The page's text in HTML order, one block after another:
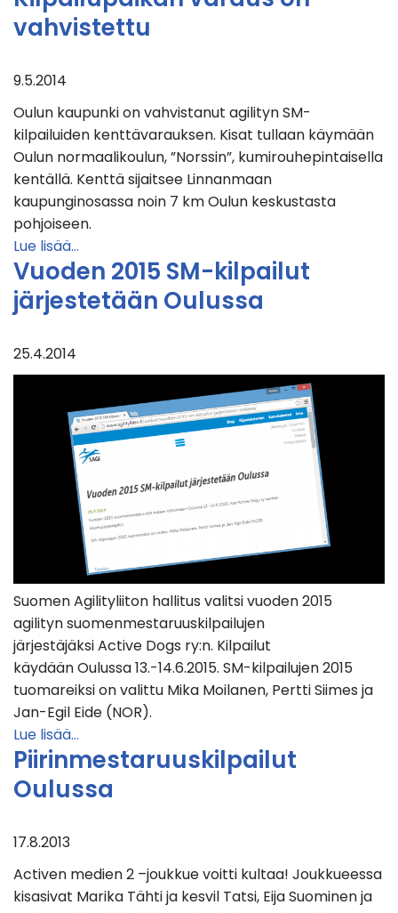
vahvistettu
9.5.2014
Oulun kaupunki on vahvistanut agilityn SM-
kilpailuiden kenttävarauksen. Kisat tullaan käymään
Oulun normaalikoulun, ”Norssin”, kumirouhepintaisella
kentällä. Kenttä sijaitsee Linnanmaan
kaupunginosassa noin 7 km Oulun keskustasta
pohjoiseen.
Lue lisää…
Vuoden 2015 SM-kilpailut
järjestetään Oulussa
25.4.2014
Suomen Agilityliiton hallitus valitsi vuoden 2015
agilityn suomenmestaruuskilpailujen
järjestäjäksi Active Dogs ry:n. Kilpailut
käydään Oulussa 13.-14.6.2015. SM-kilpailujen 2015
tuomareiksi on valittu Mika Moilanen, Pertti Siimes ja
Jan-Egil Eide (NOR).
Lue lisää…
Piirinmestaruuskilpailut
Oulussa
17.8.2013
Activen medien 2 –joukkue voitti kultaa! Joukkueessa
kisasivat Marika Tähti ja kesvil Tatsi, Eija Suominen ja